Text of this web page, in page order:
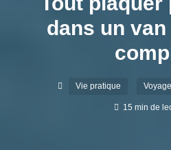
dans un
Vie pratique
15 min de